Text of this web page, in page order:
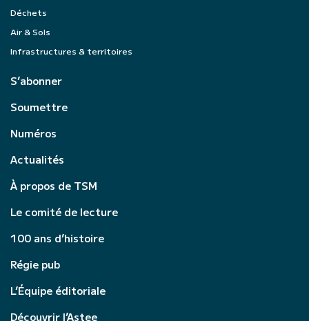
Déchets
Air & Sols
Infrastructures & territoires
S’abonner
Soumettre
Numéros
Actualités
À propos de TSM
Le comité de lecture
100 ans d’histoire
Régie pub
L’Équipe éditoriale
Découvrir l’Astee